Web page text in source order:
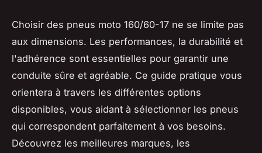
Choisir des pneus moto 160/60-17 ne se limite pas
aux dimensions. Les performances, la durabilité et
l'adhérence sont essentielles pour garantir une
conduite sûre et agréable. Ce guide pratique vous
orientera à travers les différentes options
disponibles, vous aidant à sélectionner les pneus
qui correspondent parfaitement à vos besoins.
Découvrez les meilleures marques, les